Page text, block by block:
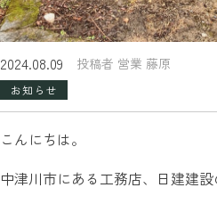
2024.08.09 投稿者 営業 藤原
お知らせ
こんにちは。
中津川市にある工務店、日建建設